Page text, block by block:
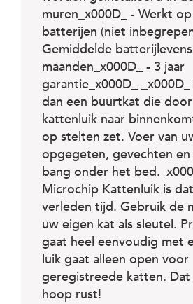
muren_x000D_ - Werkt
batterijen (niet
Gemiddelde
maanden_x000D_ - 3 jaar
garantie_x000D_
dan een buurtkat die
kattenluik naar
op stelten zet. Voer van
opgegeten, gevechten
bang onder het
Microchip Kattenluik is
verleden tijd. Gebruik de
uw eigen kat als sleutel.
gaat heel eenvoudig met
luik gaat alleen open voor
geregistreede katten.
hoop rust!